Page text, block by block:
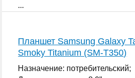
...
Планшет Samsung Galaxy
Smoky Titanium (SM-T350)
Назначение: потребительский;